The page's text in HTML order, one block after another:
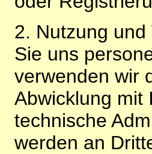
2. Nutzung
Sie uns
verwenden wir
Abwicklung mit
technische
werden an